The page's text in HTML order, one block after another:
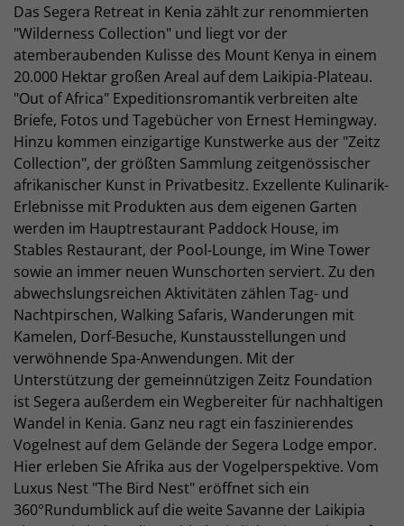
Das Segera Retreat in Kenia zählt zur renommierten
"Wilderness Collection" und liegt vor der
atemberaubenden Kulisse des Mount Kenya in einem
20.000 Hektar großen Areal auf dem Laikipia-Plateau.
"Out of Africa" Expeditionsromantik verbreiten alte
Briefe, Fotos und Tagebücher von Ernest Hemingway.
Hinzu kommen einzigartige Kunstwerke aus der "Zeitz
Collection", der größten Sammlung zeitgenössischer
afrikanischer Kunst in Privatbesitz. Exzellente Kulinarik-
Erlebnisse mit Produkten aus dem eigenen Garten
werden im Hauptrestaurant Paddock House, im
Stables Restaurant, der Pool-Lounge, im Wine Tower
sowie an immer neuen Wunschorten serviert. Zu den
abwechslungsreichen Aktivitäten zählen Tag- und
Nachtpirschen, Walking Safaris, Wanderungen mit
Kamelen, Dorf-Besuche, Kunstausstellungen und
verwöhnende Spa-Anwendungen. Mit der
Unterstützung der gemeinnützigen Zeitz Foundation
ist Segera außerdem ein Wegbereiter für nachhaltigen
Wandel in Kenia. Ganz neu ragt ein faszinierendes
Vogelnest auf dem Gelände der Segera Lodge empor.
Hier erleben Sie Afrika aus der Vogelperspektive. Vom
Luxus Nest "The Bird Nest" eröffnet sich ein
360°Rundumblick auf die weite Savanne der Laikipia